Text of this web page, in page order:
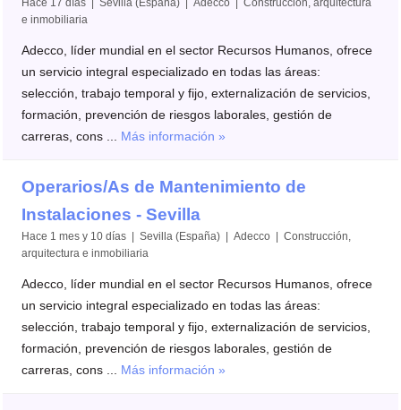
Hace 17 días | Sevilla (España) | Adecco | Construcción, arquitectura
e inmobiliaria
Adecco, líder mundial en el sector Recursos Humanos, ofrece
un servicio integral especializado en todas las áreas:
selección, trabajo temporal y fijo, externalización de servicios,
formación, prevención de riesgos laborales, gestión de
carreras, cons ... Más información »
Operarios/As de Mantenimiento de
Instalaciones - Sevilla
Hace 1 mes y 10 días | Sevilla (España) | Adecco | Construcción,
arquitectura e inmobiliaria
Adecco, líder mundial en el sector Recursos Humanos, ofrece
un servicio integral especializado en todas las áreas:
selección, trabajo temporal y fijo, externalización de servicios,
formación, prevención de riesgos laborales, gestión de
carreras, cons ... Más información »